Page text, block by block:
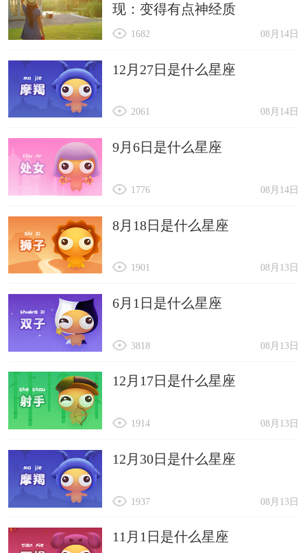
现：变得有点神经质
08月14日
1682
12月27日是什么星座
08月14日
2061
9月6日是什么星座
08月14日
1776
8月18日是什么星座
08月13日
1901
6月1日是什么星座
08月13日
3818
12月17日是什么星座
08月13日
1914
12月30日是什么星座
08月13日
1937
11月1日是什么星座